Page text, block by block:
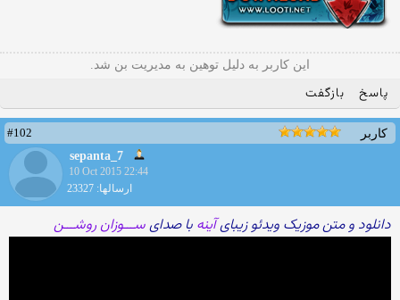
این کاربر به دلیل توهین به مدیریت بن شد.
پاسخ بازگفت
کاربر
#102
sepanta_7
10 Oct 2015 22:44
ارسالها: 23327
دانلود و متن موزیک ویدئو زیبایآینه با صدایســـوزان روشـــن